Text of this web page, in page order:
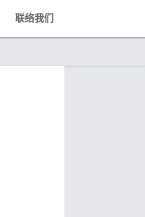
联络我们